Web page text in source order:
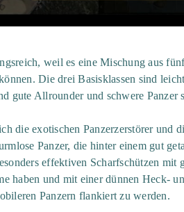
weil es eine Mischung aus
Die drei Basisklassen sind
gute Allrounder und schwere Panzer
die exotischen Panzerzerstörer und
Panzer, die hinter einem gut
effektiven Scharfschützen mit
haben und mit einer dünnen Heck-
Panzern flankiert zu werden.